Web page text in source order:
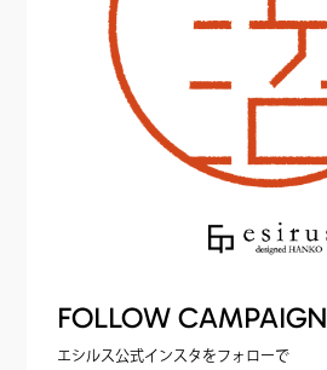
FOLLOW CAMPAIGN
エシルス公式インスタをフォローで